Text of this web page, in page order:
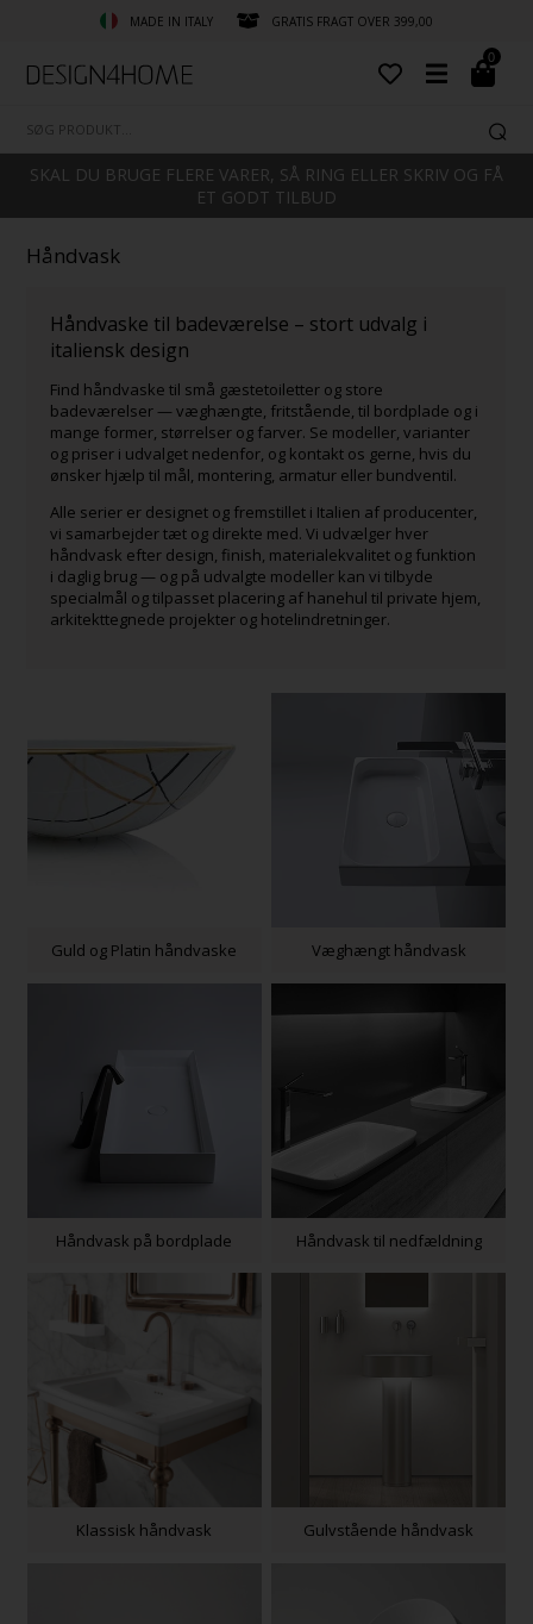
MADE IN ITALY GRATIS FRAGT OVER 399,00
0
SKAL DU BRUGE FLERE VARER, SÅ RING ELLER SKRIV OG FÅ
ET GODT TILBUD
Håndvask
Håndvaske til badeværelse – stort udvalg i
italiensk design
Find håndvaske til små gæstetoiletter og store
badeværelser — væghængte, fritstående, til bordplade og i
mange former, størrelser og farver. Se modeller, varianter
og priser i udvalget nedenfor, og kontakt os gerne, hvis du
ønsker hjælp til mål, montering, armatur eller bundventil.
Alle serier er designet og fremstillet i Italien af producenter,
vi samarbejder tæt og direkte med. Vi udvælger hver
håndvask efter design, finish, materialekvalitet og funktion
i daglig brug — og på udvalgte modeller kan vi tilbyde
specialmål og tilpasset placering af hanehul til private hjem,
arkitekttegnede projekter og hotelindretninger.
Guld og Platin håndvaske Væghængt håndvask
Håndvask på bordplade Håndvask til nedfældning
Klassisk håndvask Gulvstående håndvask